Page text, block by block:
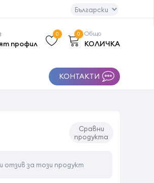
профил
0 Общо
КОЛИЧКА
0
КОНТАКТИ
Сравни
продукта
отзив за този продукт